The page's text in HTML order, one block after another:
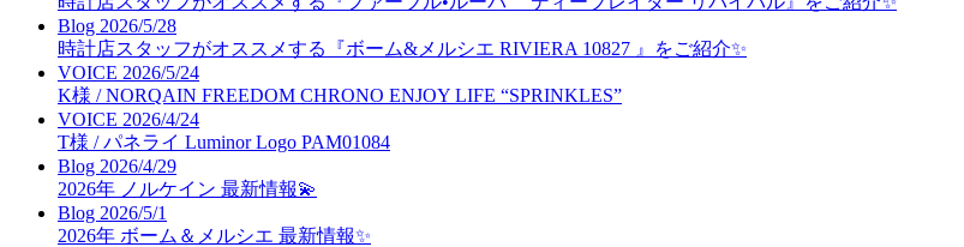
Blog 2026/5/28
時計店スタッフがオススメする『ボーム&メルシエ RIVIERA 10827 』をご紹介✨
VOICE 2026/5/24
K様 / NORQAIN FREEDOM CHRONO ENJOY LIFE “SPRINKLES”
VOICE 2026/4/24
T様 / パネライ Luminor Logo PAM01084
Blog 2026/4/29
2026年 ノルケイン 最新情報💫
Blog 2026/5/1
2026年 ボーム＆メルシエ 最新情報✨